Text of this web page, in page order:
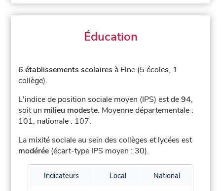
Éducation
6 établissements scolaires à Elne (5 écoles, 1
collège).
L'indice de position sociale moyen (IPS) est de94,
soit un milieu modeste. Moyenne départementale :
101, nationale : 107.
La mixité sociale au sein des collèges et lycées est
modérée (écart-type IPS moyen : 30).
Indicateurs Local National